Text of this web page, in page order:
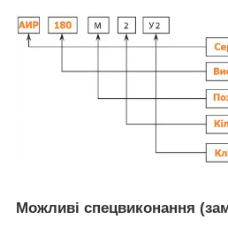
Можливі спецвиконання